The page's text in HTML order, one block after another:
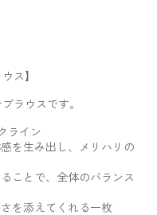
ス】
ラウスです。
ライン
を生み出し、メリハリの
ことで、全体のバランス
を添えてくれる一枚